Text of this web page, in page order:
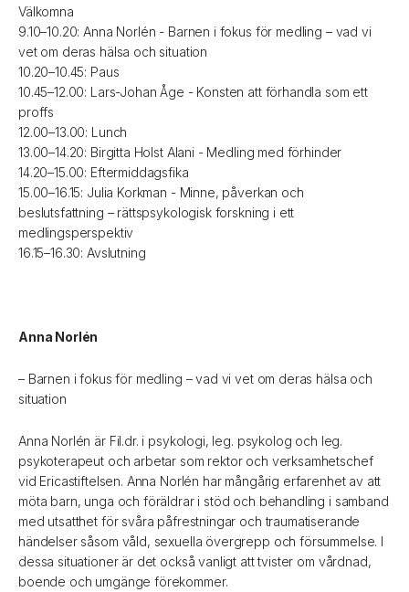
Välkomna
9.10–10.20: Anna Norlén - Barnen i fokus för medling – vad vi
vet om deras hälsa och situation
10.20–10.45: Paus
10.45–12.00: Lars-Johan Åge - Konsten att förhandla som ett
proffs
12.00–13.00: Lunch
13.00–14.20: Birgitta Holst Alani - Medling med förhinder
14.20–15.00: Eftermiddagsfika
15.00–16.15: Julia Korkman - Minne, påverkan och
beslutsfattning – rättspsykologisk forskning i ett
medlingsperspektiv
16.15–16.30: Avslutning
Anna Norlén
– Barnen i fokus för medling – vad vi vet om deras hälsa och
situation
Anna Norlén är Fil.dr. i psykologi, leg. psykolog och leg.
psykoterapeut och arbetar som rektor och verksamhetschef
vid Ericastiftelsen. Anna Norlén har mångårig erfarenhet av att
möta barn, unga och föräldrar i stöd och behandling i samband
med utsatthet för svåra påfrestningar och traumatiserande
händelser såsom våld, sexuella övergrepp och försummelse. I
dessa situationer är det också vanligt att tvister om vårdnad,
boende och umgänge förekommer.